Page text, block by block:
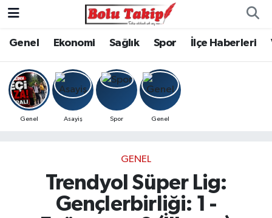
Genel Ekonomi Sağlık Spor İlçe Haberleri
Genel Asayiş Spor Genel
GENEL
Trendyol Süper Lig:
Gençlerbirliği: 1 -